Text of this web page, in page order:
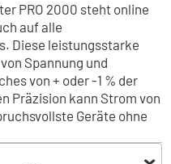
PRO 2000 steht online
auf alle
Diese leistungsstarke
Spannung und
von + oder -1 % der
Präzision kann Strom von
Geräte ohne